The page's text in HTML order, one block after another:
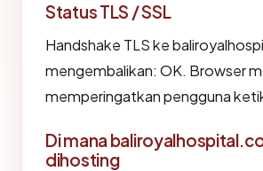
Status TLS / SSL
Handshake TLS ke
mengembalikan: OK. Browser
memperingatkan pengguna
Di mana
dihosting